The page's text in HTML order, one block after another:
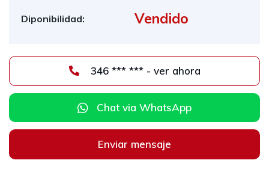
Diponibilidad: Vendido
346 *** *** - ver ahora
Chat via WhatsApp
Enviar mensaje